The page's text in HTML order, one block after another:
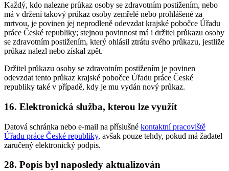
Každý, kdo nalezne průkaz osoby se zdravotním postižením, nebo
má v držení takový průkaz osoby zemřelé nebo prohlášené za
mrtvou, je povinen jej neprodleně odevzdat krajské pobočce Úřadu
práce České republiky; stejnou povinnost má i držitel průkazu osoby
se zdravotním postižením, který ohlásil ztrátu svého průkazu, jestliže
průkaz nalezl nebo získal zpět.
Držitel průkazu osoby se zdravotním postižením je povinen
odevzdat tento průkaz krajské pobočce Úřadu práce České
republiky také v případě, kdy je mu vydán nový průkaz.
16. Elektronická služba, kterou lze využít
Datová schránka nebo e-mail na příslušné kontaktní pracoviště
Úřadu práce České republiky, avšak pouze tehdy, pokud má žadatel
zaručený elektronický podpis.
28. Popis byl naposledy aktualizován